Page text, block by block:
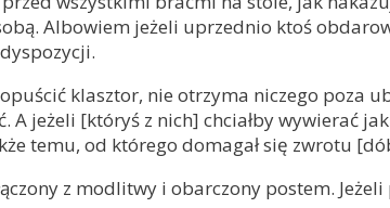
Albowiem jeżeli uprzednio ktoś
klasztor, nie otrzyma niczego poza
jeżeli [któryś z nich] chciałby wywierać
temu, od którego domagał się zwrotu
z modlitwy i obarczony postem.